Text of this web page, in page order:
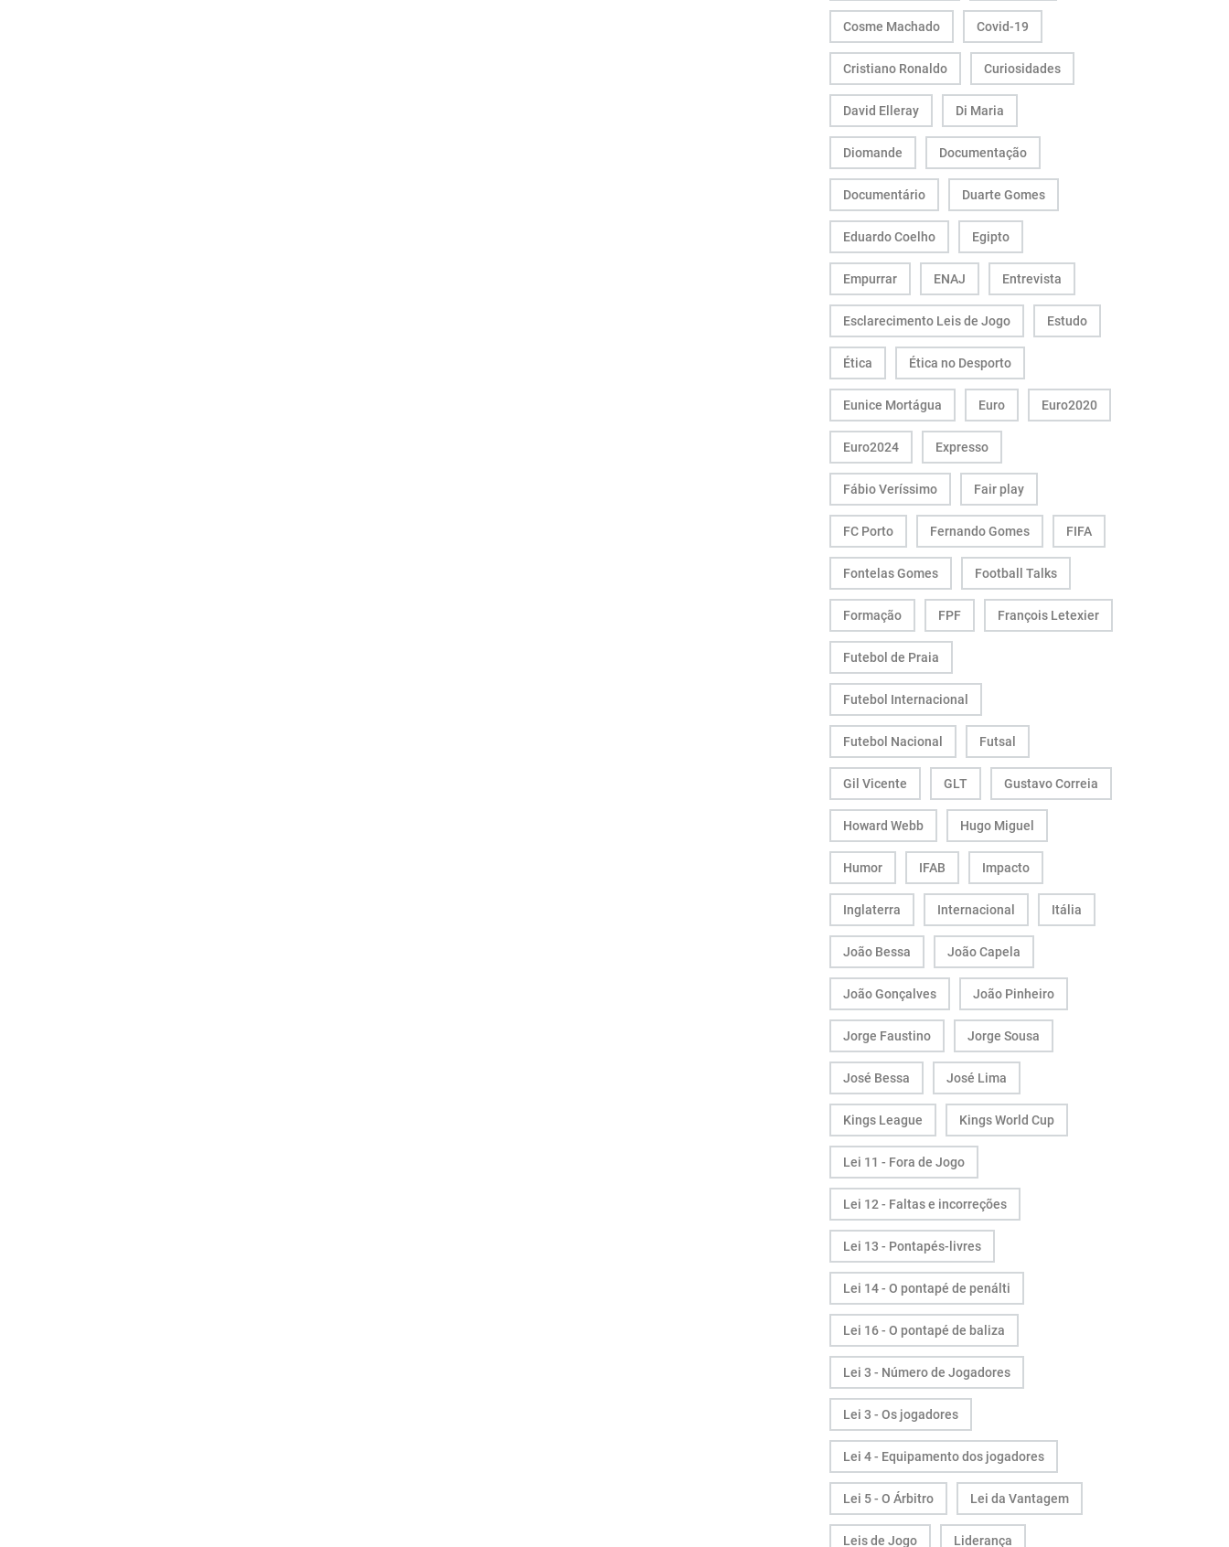
Cosme Machado Covid-19
Cristiano Ronaldo Curiosidades
David Elleray Di Maria
Diomande Documentação
Documentário Duarte Gomes
Eduardo Coelho Egipto
Empurrar ENAJ Entrevista
Esclarecimento Leis de Jogo Estudo
Ética Ética no Desporto
Eunice Mortágua Euro Euro2020
Euro2024 Expresso
Fábio Veríssimo Fair play
FC Porto Fernando Gomes FIFA
Fontelas Gomes Football Talks
Formação FPF François Letexier
Futebol de Praia
Futebol Internacional
Futebol Nacional Futsal
Gil Vicente GLT Gustavo Correia
Howard Webb Hugo Miguel
Humor IFAB Impacto
Inglaterra Internacional Itália
João Bessa João Capela
João Gonçalves João Pinheiro
Jorge Faustino Jorge Sousa
José Bessa José Lima
Kings League Kings World Cup
Lei 11 - Fora de Jogo
Lei 12 - Faltas e incorreções
Lei 13 - Pontapés-livres
Lei 14 - O pontapé de penálti
Lei 16 - O pontapé de baliza
Lei 3 - Número de Jogadores
Lei 3 - Os jogadores
Lei 4 - Equipamento dos jogadores
Lei 5 - O Árbitro Lei da Vantagem
Leis de Jogo Liderança